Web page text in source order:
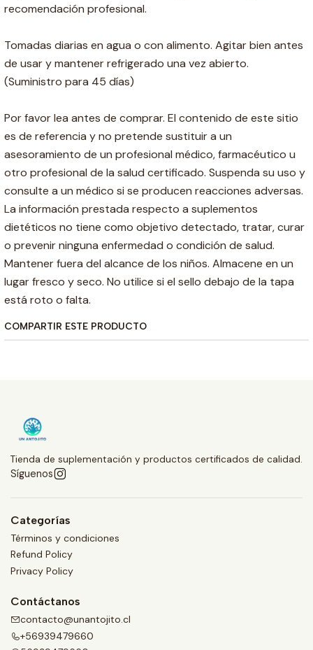
recomendación profesional.
Tomadas diarias en agua o con alimento. Agitar bien antes
de usar y mantener refrigerado una vez abierto.
(Suministro para 45 días)
Por favor lea antes de comprar. El contenido de este sitio
es de referencia y no pretende sustituir a un
asesoramiento de un profesional médico, farmacéutico u
otro profesional de la salud certificado. Suspenda su uso y
consulte a un médico si se producen reacciones adversas.
La información prestada respecto a suplementos
dietéticos no tiene como objetivo detectado, tratar, curar
o prevenir ninguna enfermedad o condición de salud.
Mantener fuera del alcance de los niños. Almacene en un
lugar fresco y seco. No utilice si el sello debajo de la tapa
está roto o falta.
COMPARTIR ESTE PRODUCTO
Tienda de suplementación y productos certificados de calidad.
Síguenos
Categorías
Términos y condiciones
Refund Policy
Privacy Policy
Contáctanos
contacto@unantojito.cl
+56939479660